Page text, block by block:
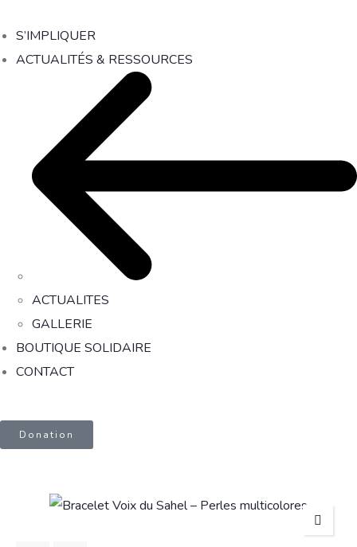
S’IMPLIQUER
ACTUALITÉS & RESSOURCES
ACTUALITES
GALLERIE
BOUTIQUE SOLIDAIRE
CONTACT
Donation